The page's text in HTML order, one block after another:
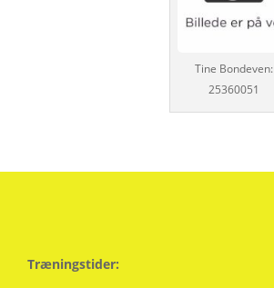
Tine Bondeven:
25360051
Træningstider: